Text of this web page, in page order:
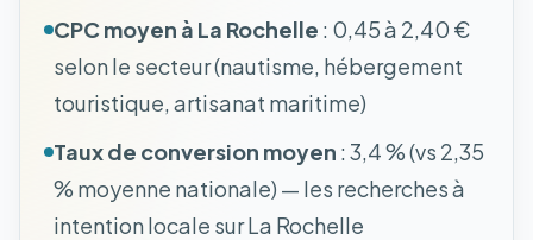
CPC moyen à La Rochelle : 0,45 à 2,40 €
selon le secteur (nautisme, hébergement
touristique, artisanat maritime)
Taux de conversion moyen : 3,4 % (vs 2,35
% moyenne nationale) — les recherches à
intention locale sur La Rochelle